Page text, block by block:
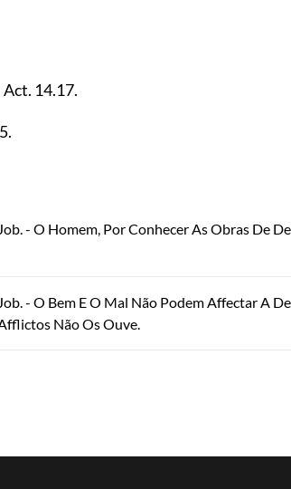
Act. 14.17.
.
- O Homem, Por Conhecer As Obras De
- O Bem E O Mal Não Podem Affectar A
Não Os Ouve.